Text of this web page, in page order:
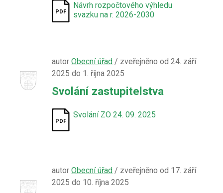
Návrh rozpočtového výhledu
svazku na r. 2026-2030
autorObecní úřad / zveřejněno od 24. září
2025 do 1. října 2025
Svolání zastupitelstva
Svolání ZO 24. 09. 2025
autorObecní úřad / zveřejněno od 17. září
2025 do 10. října 2025